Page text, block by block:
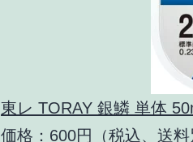
東レ TORAY 銀鱗 単体
価格：600円（税込、送